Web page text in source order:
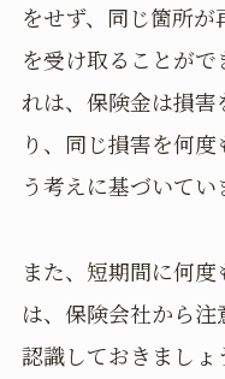
をせず、同じ箇所
を受け取ることが
れは、保険金は損
り、同じ損害を何
う考えに基づいてい
また、短期間に何
は、保険会社から
認識しておきまし